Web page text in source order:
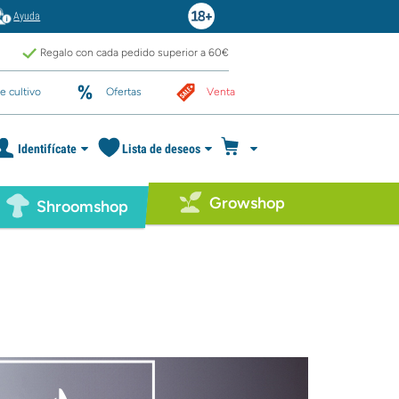
Ayuda
Regalo con cada pedido superior a 60€
cultivo Ofertas Venta
Identifícate Lista de deseos
Shroomshop Growshop